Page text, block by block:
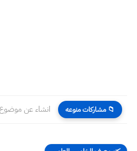
📁 مشاركات منوعه